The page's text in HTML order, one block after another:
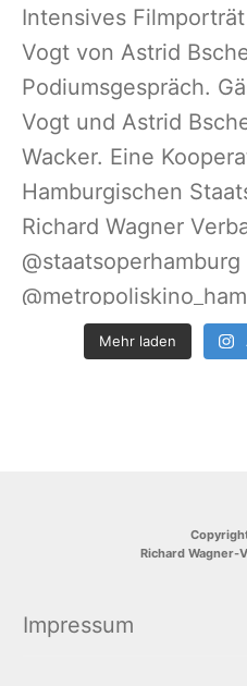
Mehr laden
Richard Wagner-
Impressum